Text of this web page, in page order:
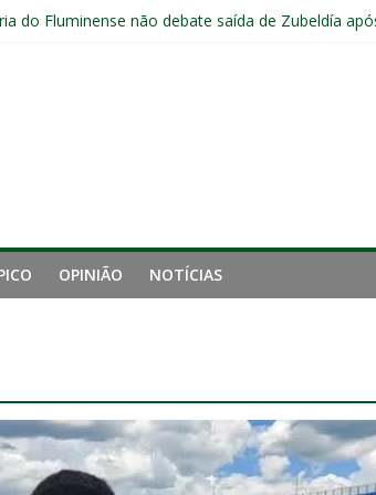
do Fluminense não debate saída de Zubeldía
de Zubeldía e o risco de jogar o ano do
sem vencer após eliminação para o Vasco
OPINIÃO NOTÍCIAS